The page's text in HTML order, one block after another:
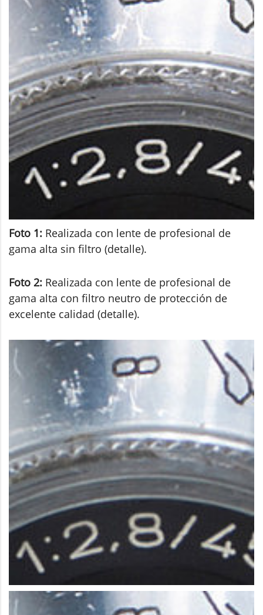
Foto 1: Realizada con lente de profesional de
gama alta sin filtro (detalle).
Foto 2: Realizada con lente de profesional de
gama alta con filtro neutro de protección de
excelente calidad (detalle).